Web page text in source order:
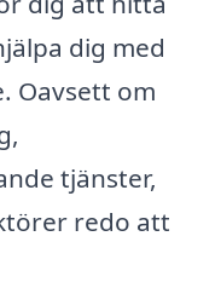
dig med
Oavsett om
tjänster,
redo att